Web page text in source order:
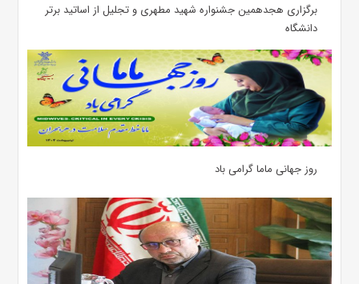
برگزاری هجدهمین جشنواره شهید مطهری و تجلیل از اساتید برتر
دانشگاه
روز جهانی ماما گرامی باد